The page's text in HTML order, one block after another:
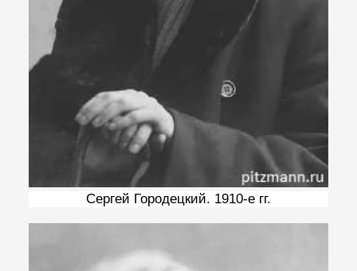
Сергей Городецкий. 1910-е гг.